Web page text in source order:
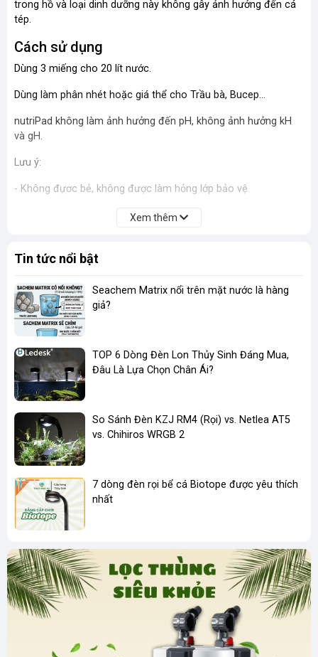
trong hồ và loại dinh dưỡng này không gây ảnh hưởng đến cá
tép.
Cách sử dụng
Dùng 3 miếng cho 20 lít nước.
Dùng làm phân nhét hoặc giá thể cho Trầu bà, Bucep...
nutriPad không làm ảnh hưởng đến pH, không ảnh hưởng kH
và gH.
Lưu ý:
- Không đựơc bẻ, không được làm hỏng lớp bảo vệ.
Xem thêm
Tin tức nổi bật
Seachem Matrix nổi trên mặt nước là hàng
giả?
TOP 6 Dòng Đèn Lon Thủy Sinh Đáng Mua,
Đâu Là Lựa Chọn Chân Ái?
So Sánh Đèn KZJ RM4 (Rọi) vs. Netlea AT5
vs. Chihiros WRGB 2
7 dòng đèn rọi bể cá Biotope được yêu thích
nhất